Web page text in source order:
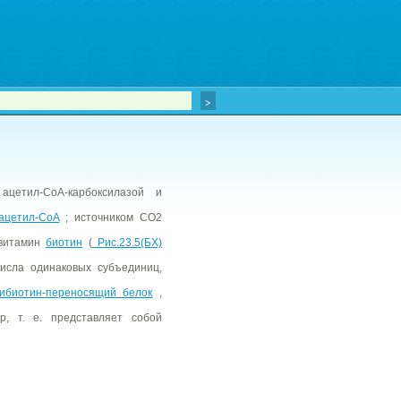
CoA-карбоксилазой и
CoA; источником CO2
биотин (Рис.23.5(БХ)
одинаковых субъединиц,
переносящий белок ,
т. е. представляет собой